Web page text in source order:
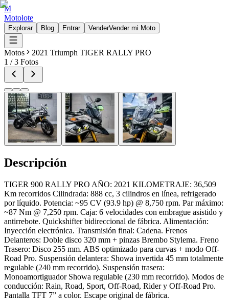
M
Motolote
Explorar Blog Entrar VenderVender mi Moto
Motos
2021 Triumph TIGER RALLY PRO
1 /3 Fotos
Descripción
TIGER 900 RALLY PRO AÑO: 2021 KILOMETRAJE: 36,509
Km recorridos Cilindrada: 888 cc, 3 cilindros en línea, refrigerado
por líquido. Potencia: ~95 CV (93.9 hp) @ 8,750 rpm. Par máximo:
~87 Nm @ 7,250 rpm. Caja: 6 velocidades con embrague asistido y
antirrebote. Quickshifter bidireccional de fábrica. Alimentación:
Inyección electrónica. Transmisión final: Cadena. Frenos
Delanteros: Doble disco 320 mm + pinzas Brembo Stylema. Freno
Trasero: Disco 255 mm. ABS optimizado para curvas + modo Off-
Road Pro. Suspensión delantera: Showa invertida 45 mm totalmente
regulable (240 mm recorrido). Suspensión trasera:
Monoamortiguador Showa regulable (230 mm recorrido). Modos de
conducción: Rain, Road, Sport, Off-Road, Rider y Off-Road Pro.
Pantalla TFT 7” a color. Escape original de fábrica.